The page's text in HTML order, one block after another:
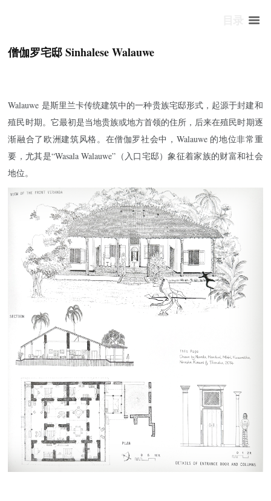
僧伽罗宅邸 Sinhalese Walauwe
Walauwe 是斯里兰卡传统建筑中的一种贵族宅邸形式，起源于封建和
殖民时期。它最初是当地贵族或地方首领的住所，后来在殖民时期逐
渐融合了欧洲建筑风格。在僧伽罗社会中，Walauwe 的地位非常重
要，尤其是“Wasala Walauwe”（入口宅邸）象征着家族的财富和社会
地位。